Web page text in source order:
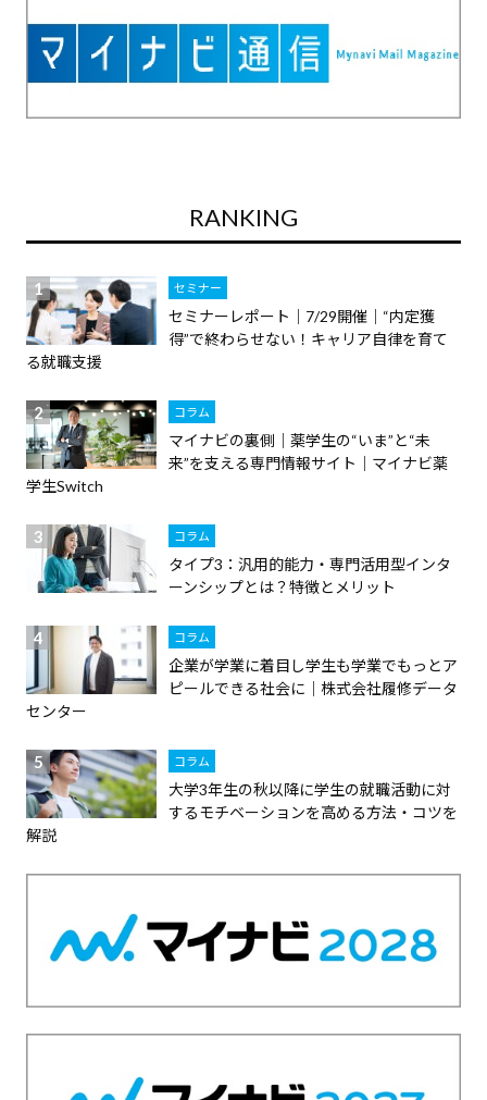
RANKING
セミナー
セミナーレポート｜7/29開催｜“内定獲
得”で終わらせない！キャリア自律を育て
る就職支援
コラム
マイナビの裏側｜薬学生の“いま”と“未
来”を支える専門情報サイト｜マイナビ薬
学生Switch
コラム
タイプ3：汎用的能力・専門活用型インタ
ーンシップとは？特徴とメリット
コラム
企業が学業に着目し学生も学業でもっとア
ピールできる社会に｜株式会社履修データ
センター
コラム
大学3年生の秋以降に学生の就職活動に対
するモチベーションを高める方法・コツを
解説